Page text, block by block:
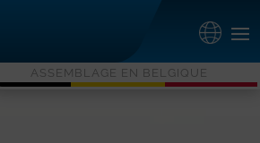
ASSEMBLAGE EN BELGIQUE